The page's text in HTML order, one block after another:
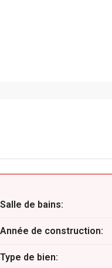
Salle de bains:
Année de construction:
Type de bien: